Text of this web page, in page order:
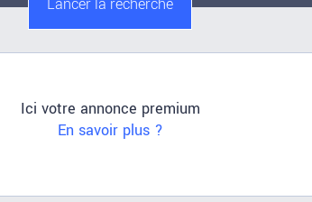
Ici votre annonce premium
En savoir plus ?